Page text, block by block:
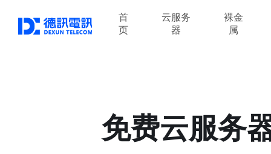
首
页
云服务
器
裸金
属
免费云服务